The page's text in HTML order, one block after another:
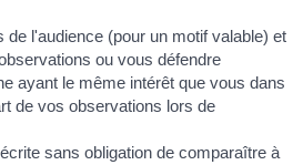
de l'audience (pour un motif valable) et
ou vous défendre
ayant le même intérêt que vous dans
de vos observations lors de
sans obligation de comparaître à